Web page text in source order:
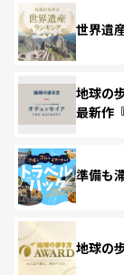
世界遺
地球の
最新作
準備も
地球の